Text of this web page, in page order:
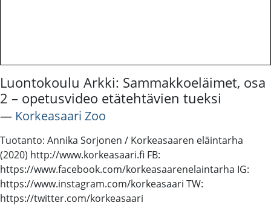
Luontokoulu Arkki: Sammakkoeläimet, osa
2 – opetusvideo etätehtävien tueksi
― Korkeasaari Zoo
Tuotanto: Annika Sorjonen / Korkeasaaren eläintarha
(2020) http://www.korkeasaari.fi FB:
https://www.facebook.com/korkeasaarenelaintarha IG:
https://www.instagram.com/korkeasaari TW:
https://twitter.com/korkeasaari